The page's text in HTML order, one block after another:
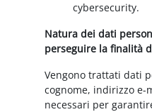
cybersecurity.
Natura dei dati
perseguire la finalità
Vengono trattati dati
cognome, indirizzo e-
necessari per